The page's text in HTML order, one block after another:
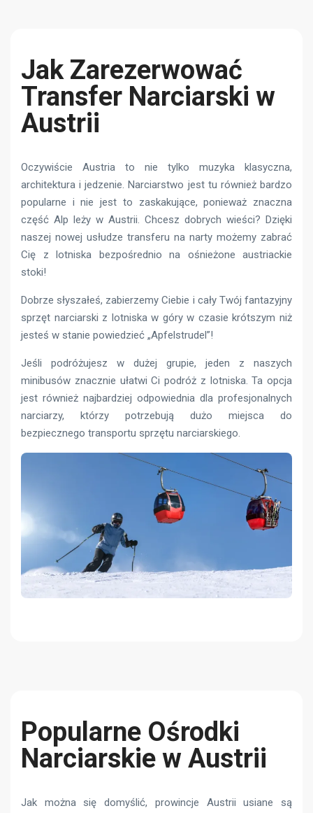
Jak Zarezerwować
Transfer Narciarski w
Austrii
Oczywiście Austria to nie tylko muzyka klasyczna,
architektura i jedzenie. Narciarstwo jest tu również bardzo
popularne i nie jest to zaskakujące, ponieważ znaczna
część Alp leży w Austrii. Chcesz dobrych wieści? Dzięki
naszej nowej usłudze transferu na narty możemy zabrać
Cię z lotniska bezpośrednio na ośnieżone austriackie
stoki!
Dobrze słyszałeś, zabierzemy Ciebie i cały Twój fantazyjny
sprzęt narciarski z lotniska w góry w czasie krótszym niż
jesteś w stanie powiedzieć „Apfelstrudel”!
Jeśli podróżujesz w dużej grupie, jeden z naszych
minibusów znacznie ułatwi Ci podróż z lotniska. Ta opcja
jest również najbardziej odpowiednia dla profesjonalnych
narciarzy, którzy potrzebują dużo miejsca do
bezpiecznego transportu sprzętu narciarskiego.
Popularne Ośrodki
Narciarskie w Austrii
Jak można się domyślić, prowincje Austrii usiane są